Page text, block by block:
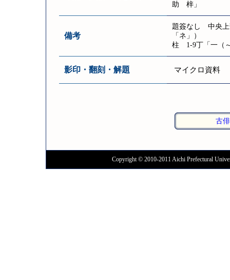
助 梓」
備考
題簽なし 中央上
「ネ」）
柱 1-9丁「一（
影印・翻刻・解題 マイクロ資料
古
Copyright © 2010-2011 Aichi Prefectural